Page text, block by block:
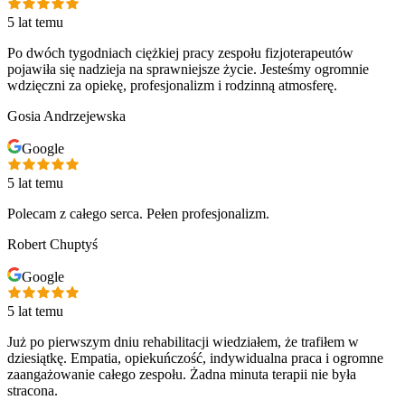
5 lat temu
Po dwóch tygodniach ciężkiej pracy zespołu fizjoterapeutów
pojawiła się nadzieja na sprawniejsze życie. Jesteśmy ogromnie
wdzięczni za opiekę, profesjonalizm i rodzinną atmosferę.
Gosia Andrzejewska
Google
5 lat temu
Polecam z całego serca. Pełen profesjonalizm.
Robert Chuptyś
Google
5 lat temu
Już po pierwszym dniu rehabilitacji wiedziałem, że trafiłem w
dziesiątkę. Empatia, opiekuńczość, indywidualna praca i ogromne
zaangażowanie całego zespołu. Żadna minuta terapii nie była
stracona.